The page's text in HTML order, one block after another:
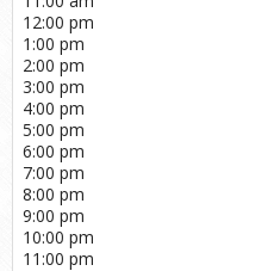
12:00 pm
1:00 pm
2:00 pm
3:00 pm
4:00 pm
5:00 pm
6:00 pm
7:00 pm
8:00 pm
9:00 pm
10:00 pm
11:00 pm